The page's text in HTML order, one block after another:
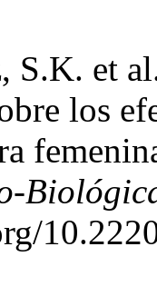
S.K. et
los